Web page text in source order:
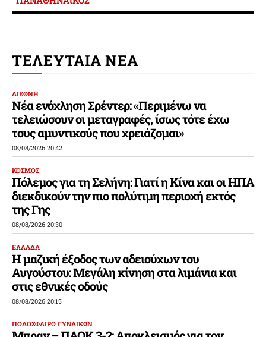
ΤΕΛΕΥΤΑΙΑ ΝΕΑ
ΔΙΕΘΝΗ
Νέα ενόχληση Σρέντερ: «Περιμένω να
τελειώσουν οι μεταγραφές, ίσως τότε έχω
τους αμυντικούς που χρειάζομαι»
08/08/2026 20:42
ΚΟΣΜΟΣ
Πόλεμος για τη Σελήνη: Γιατί η Κίνα και οι ΗΠΑ
διεκδικούν την πιο πολύτιμη περιοχή εκτός
της Γης
08/08/2026 20:30
ΕΛΛΑΔΑ
Η μαζική έξοδος των αδειούχων του
Αυγούστου: Μεγάλη κίνηση στα λιμάνια και
στις εθνικές οδούς
08/08/2026 20:15
ΠΟΔΟΣΦΑΙΡΟ ΓΥΝΑΙΚΩΝ